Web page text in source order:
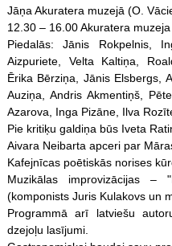
Jāņa Akuratera muzejā (O.
12.30 – 16.00 Akuratera
Piedalās: Jānis Rokpelnis,
Aizpuriete, Velta Kaltiņa,
Ērika Bērziņa, Jānis Elsbergs,
Auziņa, Andris Akmentiņš,
Azarova, Inga Pizāne, Ilva
Pie kritiķu galdiņa būs Iveta
Aivara Neibarta apceri par
Kafejnīcas poētiskās norises
Muzikālas improvizācijas –
(komponists Juris Kulakovs un
Programmā arī latviešu
dzejoļu lasījumi.